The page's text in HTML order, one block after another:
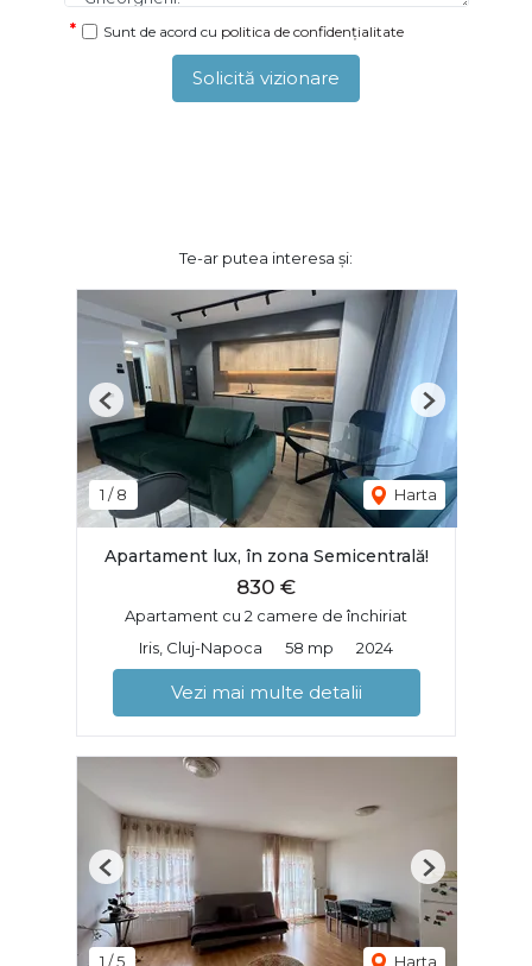
Sunt de acord cu politica de confidențialitate
Solicită vizionare
Te-ar putea interesa și:
1 /8 Harta
Previous Next
Apartament lux, în zona Semicentrală!
830 €
Apartament cu 2 camere de închiriat
Iris, Cluj-Napoca
58 mp 2024
Vezi mai multe detalii
1 /5 Harta
Previous Next